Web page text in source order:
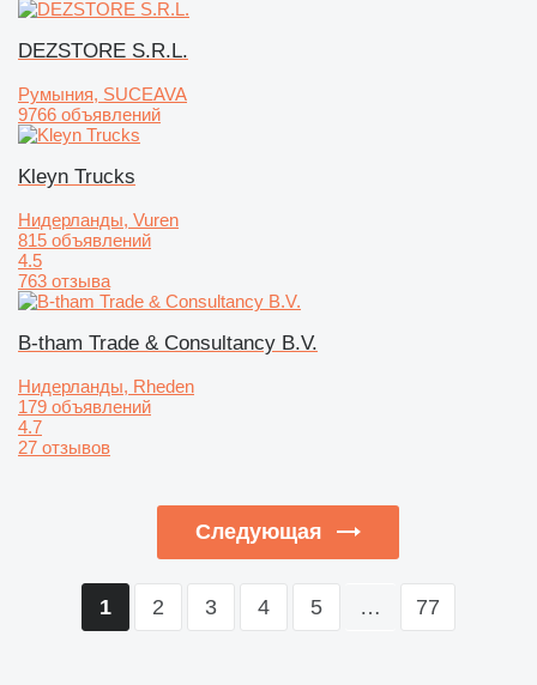
DEZSTORE S.R.L.
Румыния, SUCEAVA
9766 объявлений
Kleyn Trucks
Нидерланды, Vuren
815 объявлений
4.5
763 отзыва
B-tham Trade & Consultancy B.V.
Нидерланды, Rheden
179 объявлений
4.7
27 отзывов
Следующая
1 2 3 4 5 … 77